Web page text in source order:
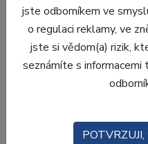
jste odborníkem ve
o regulaci reklamy, ve
jste si vědom(a) rizik,
seznámíte s